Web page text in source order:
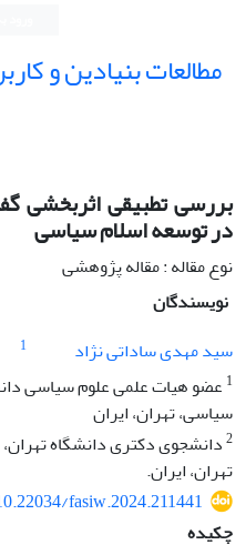
مطالعات بنیادین و
بررسی تطبیقی اثربخشی
در توسعه اسلام سیاسی
نوع مقاله : مقاله پژوهشی
نویسندگان
سید مهدی ساداتی نژاد
1
1 عضو هیات علمی علوم سیاسی
سیاسی، تهران، ایران
2دانشجوی دکتری دانشگاه
تهران، ایران.
fasiw.2024.211441
چکیده